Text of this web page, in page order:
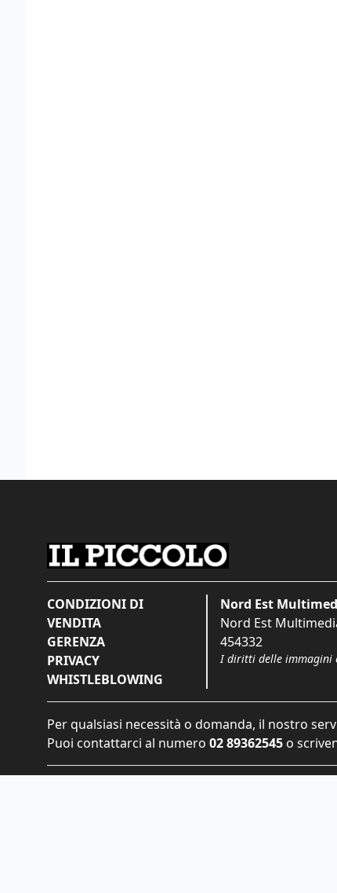
CONDIZIONI DI
VENDITA
GERENZA
PRIVACY
WHISTLEBLOWING
Nord Est
Nord Est
454332
I diritti delle immagini
Per qualsiasi necessità o domanda, il nostro
Puoi contattarci al numero 02 89362545 o